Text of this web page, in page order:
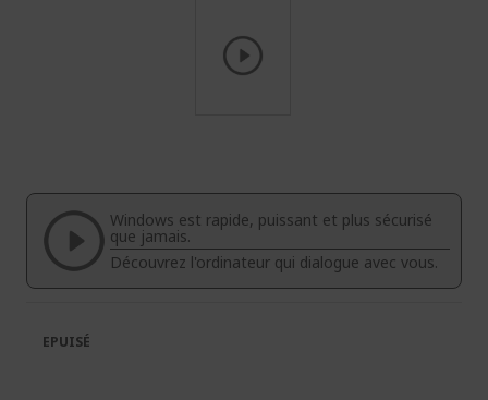
de
Galerie
d’images
Windows est rapide, puissant et plus sécurisé
que jamais.
Découvrez l'ordinateur qui dialogue avec vous.
EPUISÉ